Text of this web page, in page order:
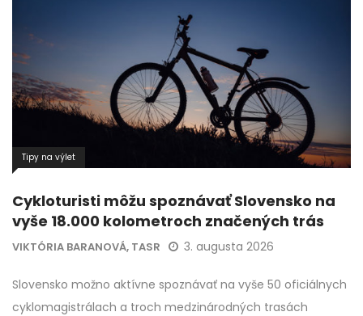
Tipy na výlet
Cykloturisti môžu spoznávať Slovensko na
vyše 18.000 kolometroch značených trás
VIKTÓRIA BARANOVÁ, TASR 3. augusta 2026
Slovensko možno aktívne spoznávať na vyše 50 oficiálnych
cyklomagistrálach a troch medzinárodných trasách